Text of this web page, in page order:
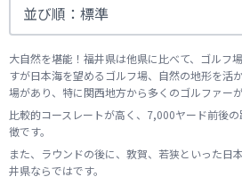
大自然を堪能！福井県は他県に比べて、ゴルフ
すが日本海を望めるゴルフ場、自然の地形を活
場があり、特に関西地方から多くのゴルファーが
比較的コースレートが高く、7,000ヤード前後
徴です。
また、ラウンドの後に、敦賀、若狭といった日
井県ならではです。